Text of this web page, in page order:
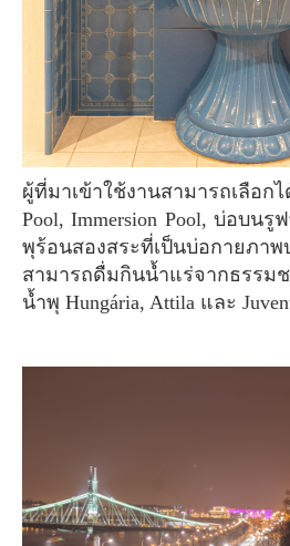
ผู้ที่มาเข้าใช้งานสามารถเลือกได้ว่าจะแช่บ่อ Juventus
Pool, Immersion Pool, บ่อบน
พุร้อนสองสระที่เป็นบ่อกาย
สามารถดื่มกินน้ำแร่จากธรรม
น้ำพุ Hungária, Attila และ